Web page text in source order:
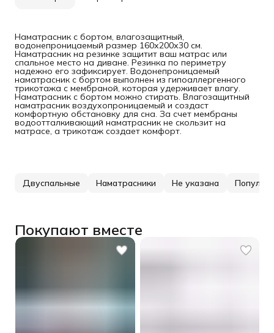
Наматрасник с бортом, влагозащитный,
водонепроницаемый размер 160х200х30 см.
Наматрасник на резинке защитит ваш матрас или
спальное место на диване. Резинка по периметру
надежно его зафиксирует. Водонепроницаемый
наматрасник с бортом выполнен из гипоаллергенного
трикотажа с мембраной, которая удерживает влагу.
Наматрасник с бортом можно стирать. Влагозащитный
наматрасник воздухопроницаемый и создаст
комфортную обстановку для сна. За счет мембраны
водоотталкивающий наматрасник не скользит на
матрасе, а трикотаж создает комфорт.
Двуспальные Наматрасники Не указана
Покупают вместе